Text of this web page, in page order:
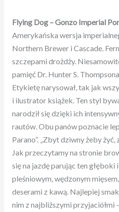
Flying Dog – Gonzo Imperial
Amerykańska wersja
Northern Brewer i Cascade.
szczepami drożdży.
pamięć Dr. Hunter S.
Etykietę narysował, tak jak
i ilustrator książek. Ten styl
narodził się dzięki ich
rautów. Obu panów poznacie
Parano”. „Zbyt dziwny żeby
Jak przeczytamy na stronie
się na jazdę parując ten
pleśniowym, wędzonym
deserami z kawą. Najlepiej
nim z najbliższymi przyjaciółmi